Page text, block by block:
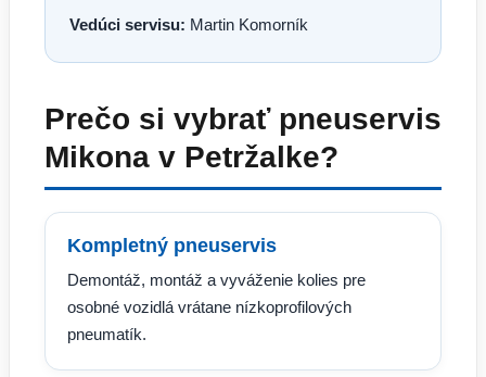
Vedúci servisu: Martin Komorník
Prečo si vybrať pneuservis
Mikona v Petržalke?
Kompletný pneuservis
Demontáž, montáž a vyváženie kolies pre
osobné vozidlá vrátane nízkoprofilových
pneumatík.